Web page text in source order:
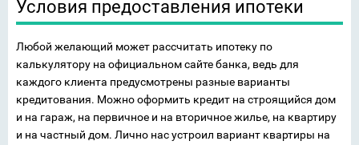
Условия предоставления ипотеки
Любой желающий может рассчитать ипотеку по
калькулятору на официальном сайте банка, ведь для
каждого клиента предусмотрены разные варианты
кредитования. Можно оформить кредит на строящийся дом
и на гараж, на первичное и на вторичное жилье, на квартиру
и на частный дом. Лично нас устроил вариант квартиры на